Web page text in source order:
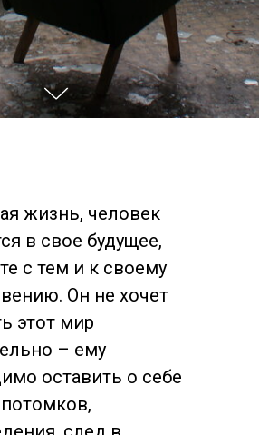
жизнь, человек
в свое будущее,
с тем и к своему
Он не хочет
этот мир
– ему
оставить о себе